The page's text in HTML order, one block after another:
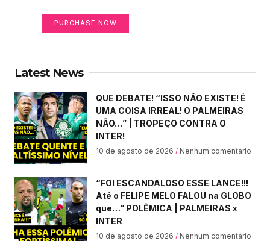
PURCHASE NOW
Latest News
QUE DEBATE! “ISSO NÃO EXISTE! É
UMA COISA IRREAL! O PALMEIRAS
NÃO…” | TROPEÇO CONTRA O
INTER!
10 de agosto de 2026 Nenhum comentário
“FOI ESCANDALOSO ESSE LANCE!!!
Até o FELIPE MELO FALOU na GLOBO
que…” POLÊMICA | PALMEIRAS x
INTER
10 de agosto de 2026 Nenhum comentário